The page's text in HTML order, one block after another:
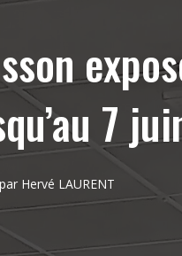
7
Hervé LAURENT